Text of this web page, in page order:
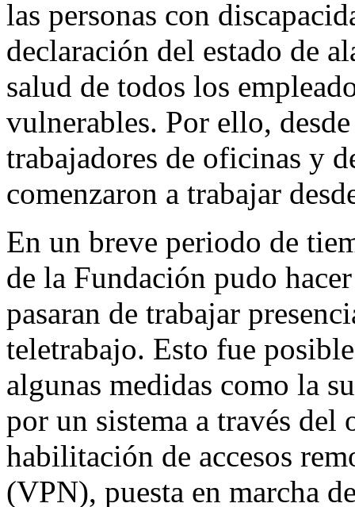
las personas con
declaración del estado de
salud de todos los
vulnerables. Por ello,
trabajadores de oficinas y
comenzaron a trabajar
En un breve periodo de
de la Fundación pudo
pasaran de trabajar
teletrabajo. Esto fue
algunas medidas como la
por un sistema a través
habilitación de accesos
(VPN), puesta en marcha